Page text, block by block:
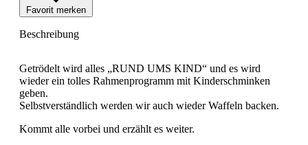
Favorit merken
Beschreibung
Getrödelt wird alles „RUND UMS KIND“ und es wird
wieder ein tolles Rahmenprogramm mit Kinderschminken
geben.
Selbstverständlich werden wir auch wieder Waffeln backen.
Kommt alle vorbei und erzählt es weiter.